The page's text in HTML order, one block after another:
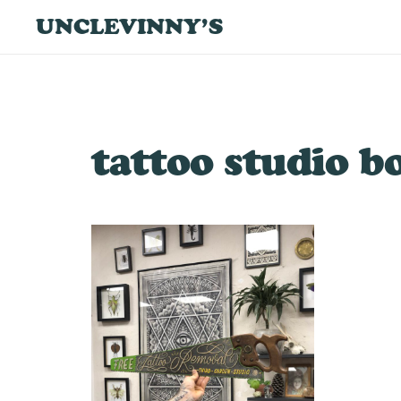
UNCLEVINNY’S
tattoo studio